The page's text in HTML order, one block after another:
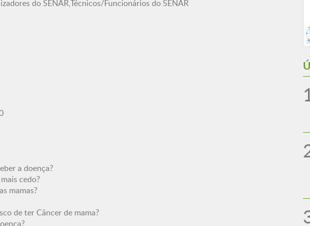
do SENAR,Técnicos/Funcionários do SENAR
a doença?
cedo?
mamas?
de ter Câncer de mama?